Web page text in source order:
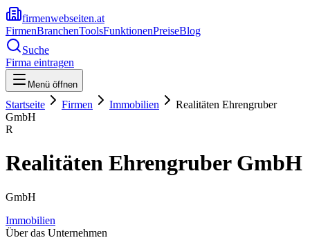
firmenwebseiten.at
FirmenBranchenToolsFunktionenPreiseBlog
Suche
Firma eintragen
Menü öffnen
Startseite Firmen Immobilien
Realitäten Ehrengruber
GmbH
R
Realitäten Ehrengruber GmbH
GmbH
Immobilien
Über das Unternehmen